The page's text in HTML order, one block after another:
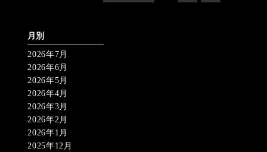
月別
2026年7月
2026年6月
2026年5月
2026年4月
2026年3月
2026年2月
2026年1月
2025年12月